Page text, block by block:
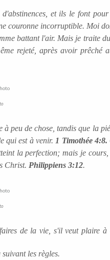
d'abstinences, et ils le font
couronne incorruptible. Moi
battant l'air. Mais je traite
rejeté, après avoir prêché
peu de chose, tandis que la
qui est à venir. 1 Timothée 4:8.
la perfection; mais je
Christ. Philippiens 3:12.
de la vie, s'il veut plaire
les règles.